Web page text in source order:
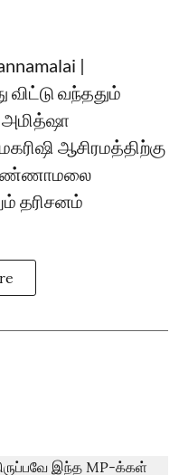
|
வந்ததும்
அமித்ஷா
ஆசிரமத்திற்கு
தரிசனம்